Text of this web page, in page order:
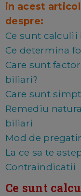
in acest
despre:
Ce sunt calculii
Ce determina
Care sunt
biliari?
Care sunt
Remediu
biliari
Mod de
La ce sa te
Contraindicatii
Ce sunt